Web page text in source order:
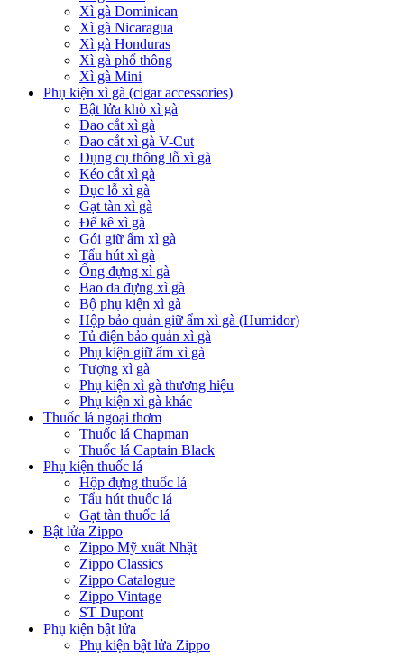
Xì gà Dominican
Xì gà Nicaragua
Xì gà Honduras
Xì gà phổ thông
Xì gà Mini
Phụ kiện xì gà (cigar accessories)
Bật lửa khò xì gà
Dao cắt xì gà
Dao cắt xì gà V-Cut
Dụng cụ thông lỗ xì gà
Kéo cắt xì gà
Đục lỗ xì gà
Gạt tàn xì gà
Đế kê xì gà
Gói giữ ẩm xì gà
Tẩu hút xì gà
Ống đựng xì gà
Bao da đựng xì gà
Bộ phụ kiện xì gà
Hộp bảo quản giữ ẩm xì gà (Humidor)
Tủ điện bảo quản xì gà
Phụ kiện giữ ẩm xì gà
Tượng xì gà
Phụ kiện xì gà thương hiệu
Phụ kiện xì gà khác
Thuốc lá ngoại thơm
Thuốc lá Chapman
Thuốc lá Captain Black
Phụ kiện thuốc lá
Hộp đựng thuốc lá
Tẩu hút thuốc lá
Gạt tàn thuốc lá
Bật lửa Zippo
Zippo Mỹ xuất Nhật
Zippo Classics
Zippo Catalogue
Zippo Vintage
ST Dupont
Phụ kiện bật lửa
Phụ kiện bật lửa Zippo